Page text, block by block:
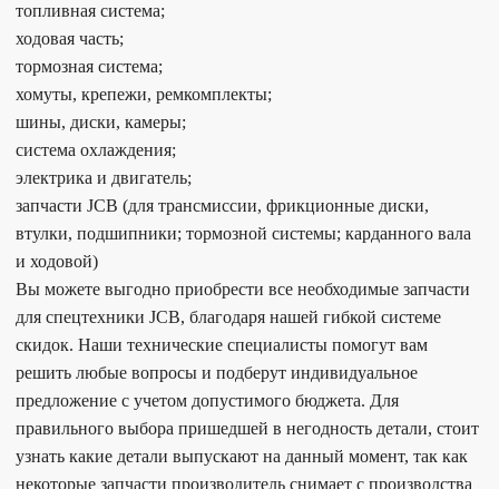
топливная система;
ходовая часть;
тормозная система;
хомуты, крепежи, ремкомплекты;
шины, диски, камеры;
система охлаждения;
электрика и двигатель;
запчасти JCB (для трансмиссии, фрикционные диски,
втулки, подшипники; тормозной системы; карданного вала
и ходовой)
Вы можете выгодно приобрести все необходимые запчасти
для спецтехники JCB, благодаря нашей гибкой системе
скидок. Наши технические специалисты помогут вам
решить любые вопросы и подберут индивидуальное
предложение с учетом допустимого бюджета. Для
правильного выбора пришедшей в негодность детали, стоит
узнать какие детали выпускают на данный момент, так как
некоторые запчасти производитель снимает с производства